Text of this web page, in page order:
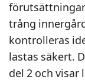
trång
kontrolleras
lastas säkert.
del 2 och